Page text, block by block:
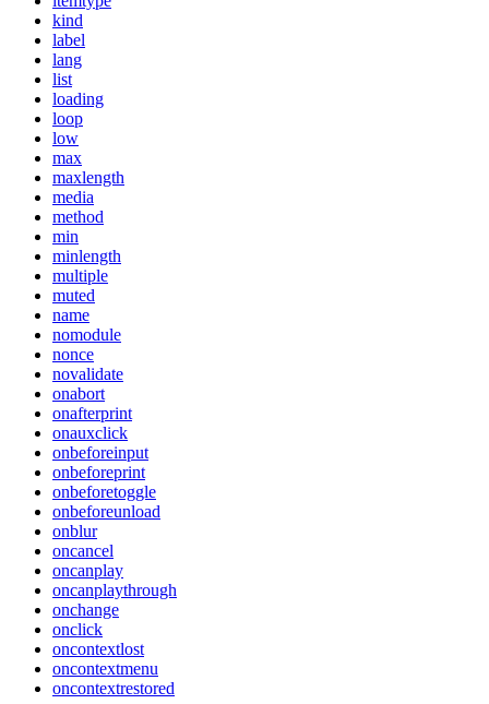
kind
label
lang
list
loading
loop
low
max
maxlength
media
method
min
minlength
multiple
muted
name
nomodule
nonce
novalidate
onabort
onafterprint
onauxclick
onbeforeinput
onbeforeprint
onbeforetoggle
onbeforeunload
onblur
oncancel
oncanplay
oncanplaythrough
onchange
onclick
oncontextlost
oncontextmenu
oncontextrestored